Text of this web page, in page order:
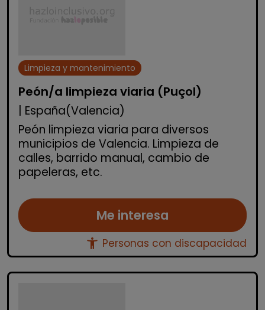
Limpieza y mantenimiento
Peón/a limpieza viaria (Puçol)
| España(Valencia)
Peón limpieza viaria para diversos
municipios de Valencia. Limpieza de
calles, barrido manual, cambio de
papeleras, etc.
Me interesa
accessibility_new Personas con discapacidad